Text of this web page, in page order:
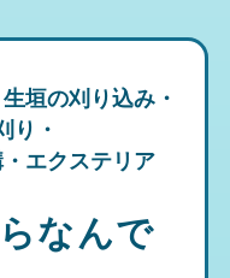
垣の刈り込み・
り・
エクステリア
なんで